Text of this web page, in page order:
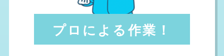
プロによる作業！